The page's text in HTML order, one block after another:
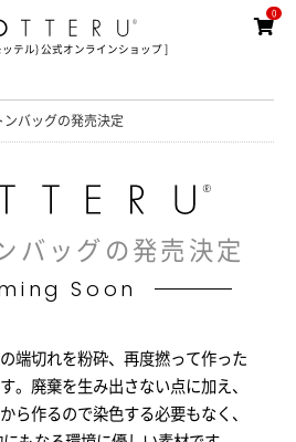
ッテル) 公式オンラインショップ ]
0
ンバッグの発売決定
バッグの発売決定
Soon
端切れを粉砕、再度撚って作った
。 廃棄を生み出さない点に加え、
ら作るので染色する必要もなく、